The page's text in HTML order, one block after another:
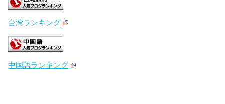
台湾ランキング
中国語ランキング